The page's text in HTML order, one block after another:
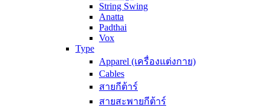
String Swing
Anatta
Padthai
Vox
Type
Apparel (เครื่องแต่งกาย)
Cables
สายกีต้าร์
สายสะพายกีต้าร์